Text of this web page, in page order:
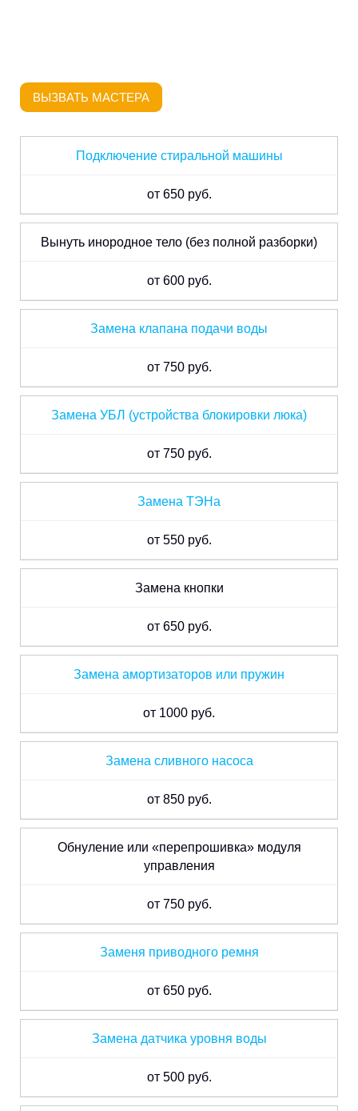
ВЫЗВАТЬ МАСТЕРА
Подключение стиральной машины
от 650 руб.
Вынуть инородное тело (без полной разборки)
от 600 руб.
Замена клапана подачи воды
от 750 руб.
Замена УБЛ (устройства блокировки люка)
от 750 руб.
Замена ТЭНа
от 550 руб.
Замена кнопки
от 650 руб.
Замена амортизаторов или пружин
от 1000 руб.
Замена сливного насоса
от 850 руб.
Обнуление или «перепрошивка» модуля
управления
от 750 руб.
Заменя приводного ремня
от 650 руб.
Замена датчика уровня воды
от 500 руб.